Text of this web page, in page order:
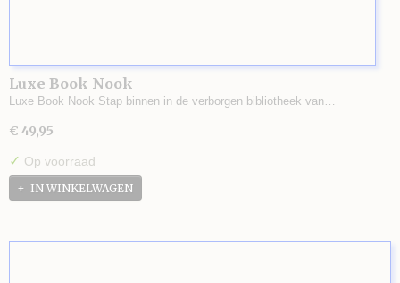
Luxe Book Nook
Luxe Book Nook Stap binnen in de verborgen bibliotheek van…
€ 49,95
✓ Op voorraad
IN WINKELWAGEN